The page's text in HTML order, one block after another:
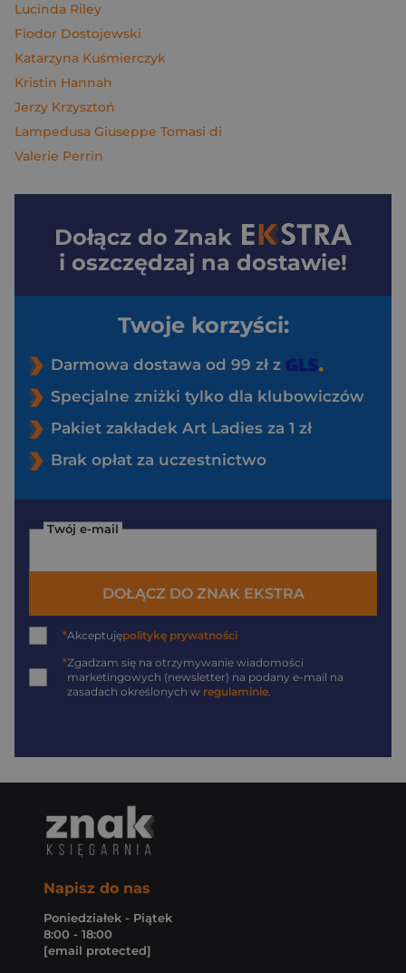
Lucinda Riley
Fiodor Dostojewski
Katarzyna Kuśmierczyk
Kristin Hannah
Jerzy Krzysztoń
Lampedusa Giuseppe Tomasi di
Valerie Perrin
Dołącz do Znak
i oszczędzaj na dostawie!
Twoje korzyści:
Darmowa dostawa od 99 zł z
Specjalne zniżki tylko dla klubowiczów
Pakiet zakładek Art Ladies za 1 zł
Brak opłat za uczestnictwo
Twój e-mail
DOŁĄCZ DO ZNAK EKSTRA
*Akceptujępolitykę prywatności
*Zgadzam się na otrzymywanie wiadomości
marketingowych (newsletter) na podany e-mail na
zasadach określonych w regulaminie.
Napisz do nas
Poniedziałek - Piątek
8:00 - 18:00
[email protected]